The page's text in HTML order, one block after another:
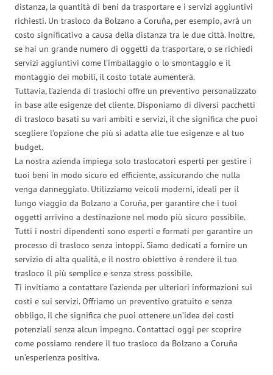
distanza, la quantità di beni da trasportare e i servizi aggiuntivi
richiesti. Un trasloco da Bolzano a Coruña, per esempio, avrà un
costo significativo a causa della distanza tra le due città. Inoltre,
se hai un grande numero di oggetti da trasportare, o se richiedi
servizi aggiuntivi come l’imballaggio o lo smontaggio e il
montaggio dei mobili, il costo totale aumenterà.
Tuttavia, l’azienda di traslochi offre un preventivo personalizzato
in base alle esigenze del cliente. Disponiamo di diversi pacchetti
di trasloco basati su vari ambiti e servizi, il che significa che puoi
scegliere l’opzione che più si adatta alle tue esigenze e al tuo
budget.
La nostra azienda impiega solo traslocatori esperti per gestire i
tuoi beni in modo sicuro ed efficiente, assicurando che nulla
venga danneggiato. Utilizziamo veicoli moderni, ideali per il
lungo viaggio da Bolzano a Coruña, per garantire che i tuoi
oggetti arrivino a destinazione nel modo più sicuro possibile.
Tutti i nostri dipendenti sono esperti e formati per garantire un
processo di trasloco senza intoppi. Siamo dedicati a fornire un
servizio di alta qualità, e il nostro obiettivo è rendere il tuo
trasloco il più semplice e senza stress possibile.
Ti invitiamo a contattare l’azienda per ulteriori informazioni sui
costi e sui servizi. Offriamo un preventivo gratuito e senza
obbligo, il che significa che puoi ottenere un’idea dei costi
potenziali senza alcun impegno. Contattaci oggi per scoprire
come possiamo rendere il tuo trasloco da Bolzano a Coruña
un’esperienza positiva.